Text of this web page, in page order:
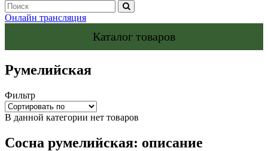
Онлайн трансляция
Каталог товаров
Румелийская
Фильтр
В данной категории нет товаров
Сосна румелийская: описание